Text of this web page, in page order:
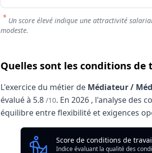
* Un score élevé indique une attractivité
modeste.
Quelles sont les conditions
L'exercice du métier de Médiateur /
évalué à 5.8 /10. En 2026 , l'analyse des
équilibre entre flexibilité et exigences
Analyse des conditions de
Score de conditions de
Indice évaluant la qualité des